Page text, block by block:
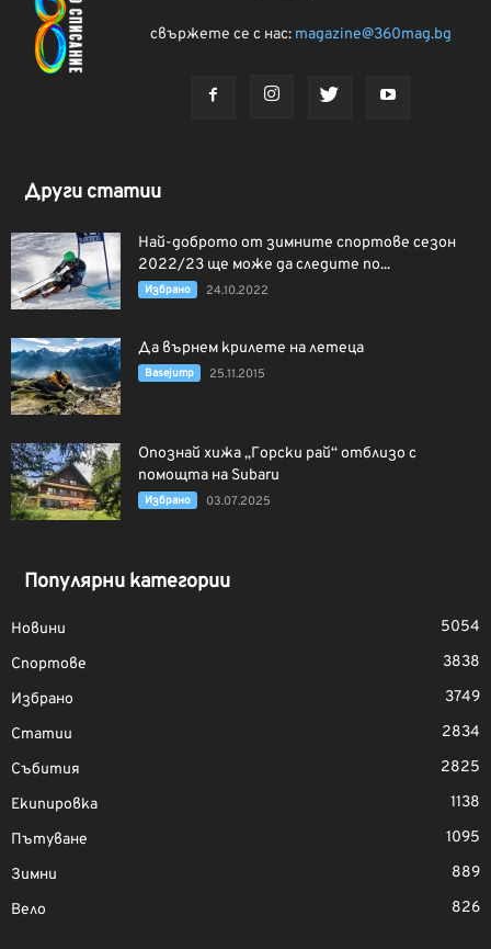
свържете се с нас: magazine@360mag.bg
Други статии
Най-доброто от зимните спортове сезон
2022/23 ще може да следите по...
Избрано 24.10.2022
Да върнем крилете на летеца
Basejump 25.11.2015
Опознай хижа „Горски рай“ отблизо с
помощта на Subaru
Избрано 03.07.2025
Популярни категории
Новини
5054
Спортове
3838
Избрано
3749
Статии
2834
Събития
2825
Екипировка
1138
Пътуване
1095
Зимни
889
Вело
826